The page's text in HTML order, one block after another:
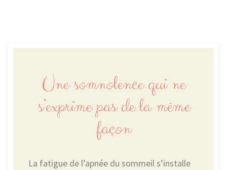
Une somnolence qui ne
s’exprime pas de la même
façon
La fatigue de l’apnée du sommeil s’installe